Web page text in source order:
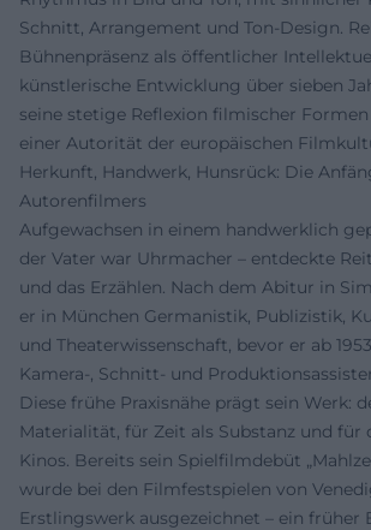
Schnitt, Arrangement und Ton-Design.
Bühnenpräsenz als öffentlicher
künstlerische Entwicklung über sieben
seine stetige Reflexion filmischer
einer Autorität der europäischen
Herkunft, Handwerk, Hunsrück: Die
Autorenfilmers
Aufgewachsen in einem handwerklich
der Vater war Uhrmacher – entdeckte
und das Erzählen. Nach dem Abitur in
er in München Germanistik, Publizistik,
und Theaterwissenschaft, bevor er ab
Kamera-, Schnitt- und
Diese frühe Praxisnähe prägt sein Werk:
Materialität, für Zeit als Substanz und für
Kinos. Bereits sein Spielfilmdebüt
wurde bei den Filmfestspielen von
Erstlingswerk ausgezeichnet – ein früher